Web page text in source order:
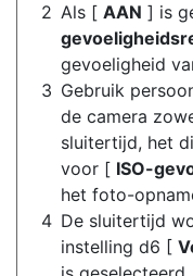
Als [ AAN ] is
gevoeligheid
Gebruik
de camera
sluitertijd, het
voor [ ISO-
het foto-
De sluitertijd
instelling d6 [